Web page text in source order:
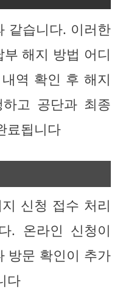
같습니다. 이러한
해지 방법 어디
역 확인 후 해지
고 공단과 최종
료됩니다
신청 접수 처리
. 온라인 신청이
방문 확인이 추가
다